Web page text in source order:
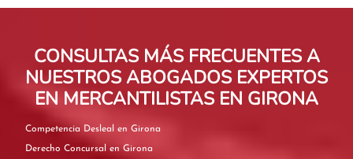
CONSULTAS MÁS FRECUENTES A
NUESTROS ABOGADOS EXPERTOS
EN MERCANTILISTAS EN GIRONA
Competencia Desleal en Girona
Derecho Concursal en Girona